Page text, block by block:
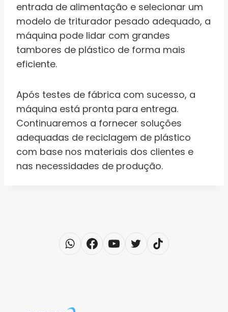
entrada de alimentação e selecionar um
modelo de triturador pesado adequado, a
máquina pode lidar com grandes
tambores de plástico de forma mais
eficiente.
Após testes de fábrica com sucesso, a
máquina está pronta para entrega.
Continuaremos a fornecer soluções
adequadas de reciclagem de plástico
com base nos materiais dos clientes e
nas necessidades de produção.